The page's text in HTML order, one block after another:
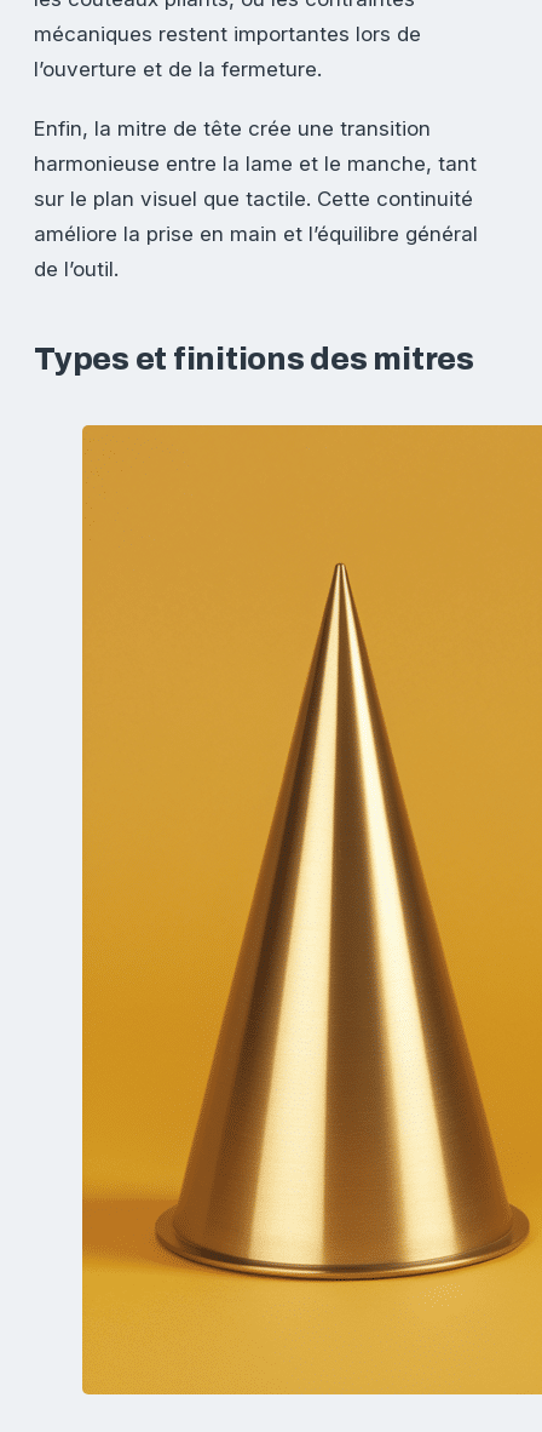
mécaniques restent importantes lors de
l’ouverture et de la fermeture.
Enfin, la mitre de tête crée une transition
harmonieuse entre la lame et le manche, tant
sur le plan visuel que tactile. Cette continuité
améliore la prise en main et l’équilibre général
de l’outil.
Types et finitions des mitres